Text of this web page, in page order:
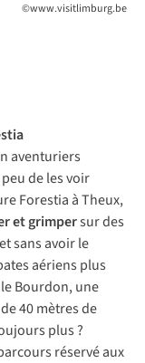
©www.visitlimburg.be
aventuriers
de les voir
Forestia à Theux,
et grimpersur des
sans avoir le
aériens plus
Bourdon, une
40 mètres de
plus ?
réservé aux